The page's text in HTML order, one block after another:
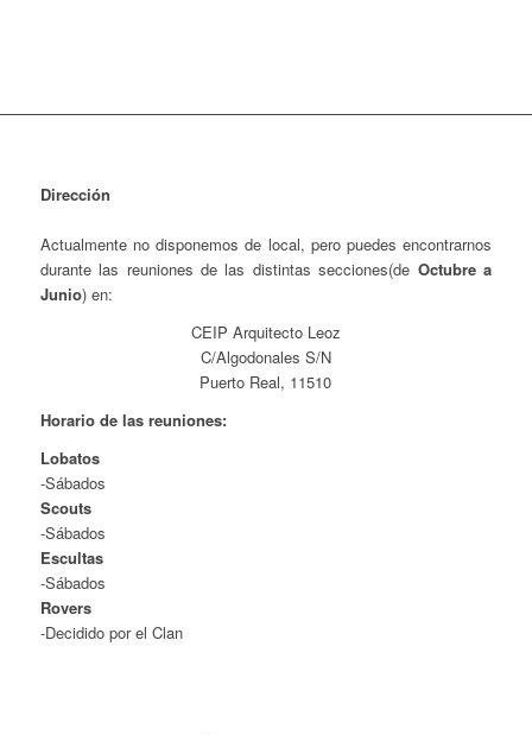
Dirección
Actualmente no disponemos de local, pero puedes encontrarnos
durante las reuniones de las distintas secciones(de Octubre a
Junio) en:
CEIP Arquitecto Leoz
C/Algodonales S/N
Puerto Real, 11510
Horario de las reuniones:
Lobatos
-Sábados
Scouts
-Sábados
Escultas
-Sábados
Rovers
-Decidido por el Clan